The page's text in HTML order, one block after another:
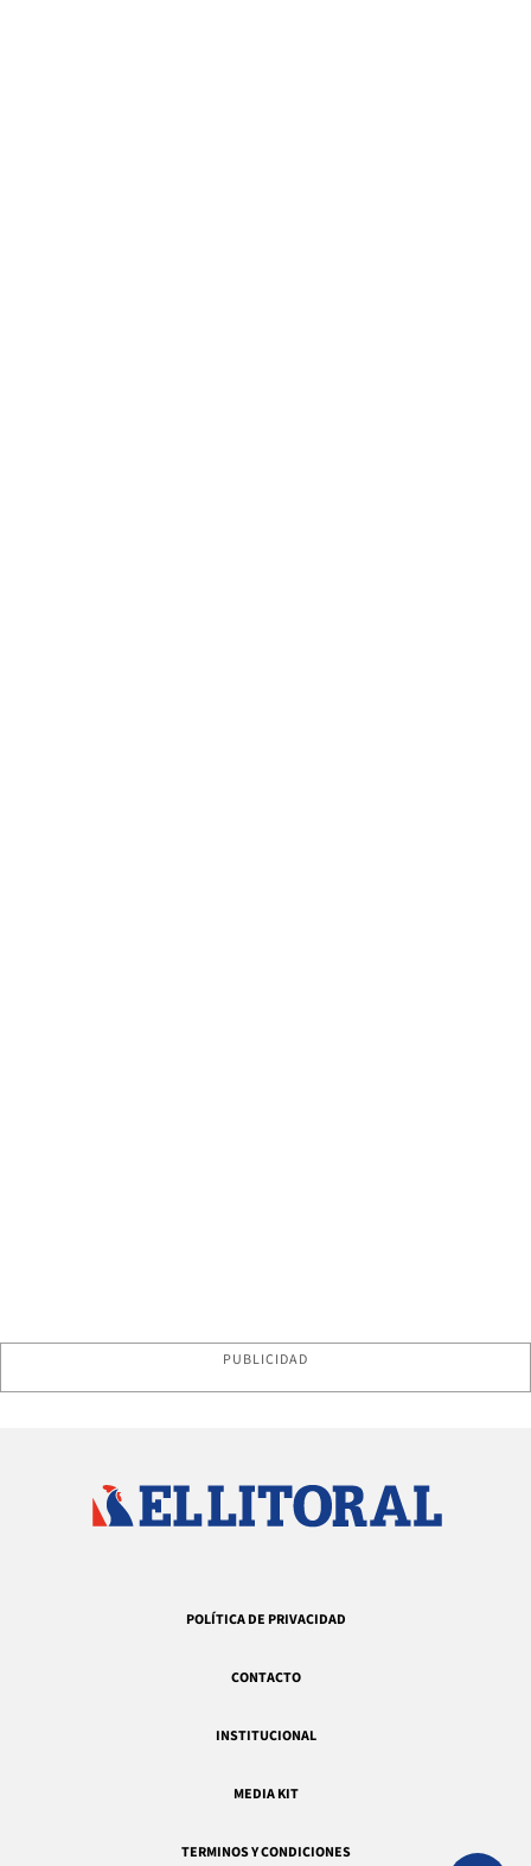
PUBLICIDAD
POLÍTICA DE PRIVACIDAD
CONTACTO
INSTITUCIONAL
MEDIA KIT
TERMINOS Y CONDICIONES